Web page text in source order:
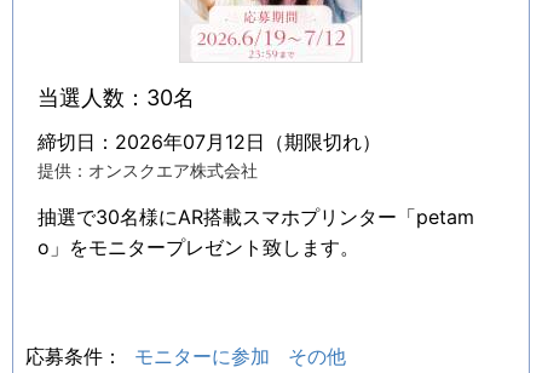
当選人数：30名
締切日：2026年07月12日（期限切れ）
提供：オンスクエア株式会社
抽選で30名様にAR搭載スマホプリンター「petam
o」をモニタープレゼント致します。
応募条件： モニターに参加
その他